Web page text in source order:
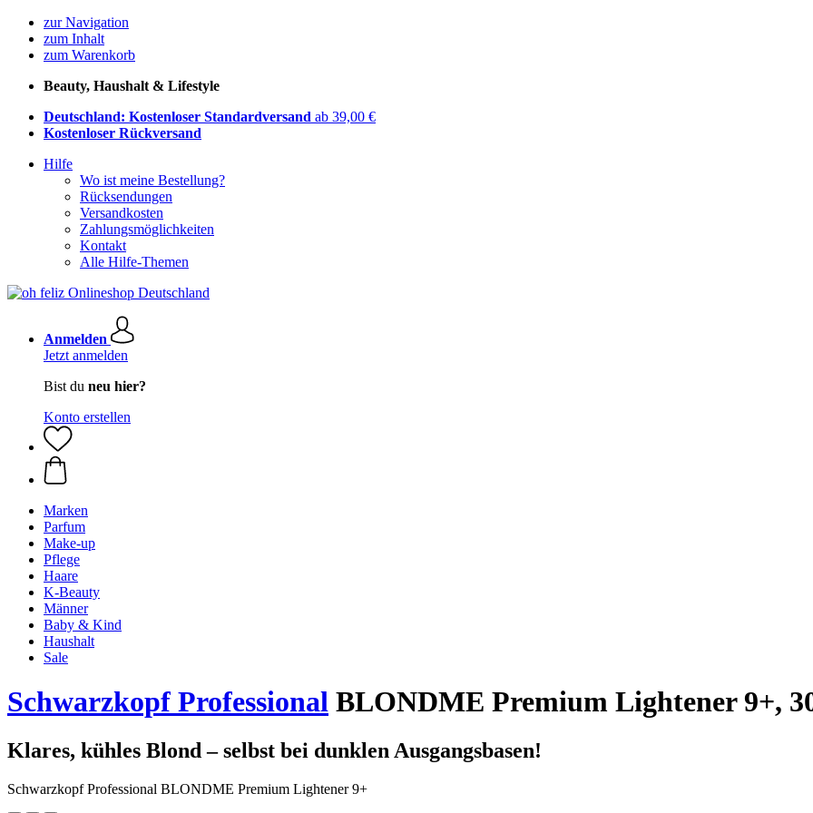
zur Navigation
zum Inhalt
zum Warenkorb
Beauty, Haushalt & Lifestyle
Deutschland: Kostenloser Standardversand ab 39,00 €
Kostenloser Rückversand
Hilfe
Wo ist meine Bestellung?
Rücksendungen
Versandkosten
Zahlungsmöglichkeiten
Kontakt
Alle Hilfe-Themen
Anmelden
Jetzt anmelden
Bist du neu hier?
Konto erstellen
Marken
Parfum
Make-up
Pflege
Haare
K-Beauty
Männer
Baby & Kind
Haushalt
Sale
Schwarzkopf Professional BLONDME Premium Lightener 9+,
Klares, kühles Blond – selbst bei dunklen Ausgangsbasen!
Schwarzkopf Professional BLONDME Premium Lightener 9+